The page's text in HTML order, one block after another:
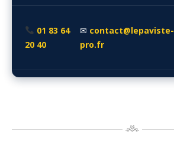
01 83 64
20 40
✉ contact@lepaviste-
pro.fr